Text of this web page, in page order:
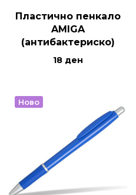
Пластично пенкало
AMIGA
(антибактериско)
18 ден
Ново